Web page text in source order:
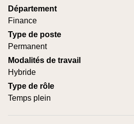
Département
Finance
Type de poste
Permanent
Modalités de travail
Hybride
Type de rôle
Temps plein